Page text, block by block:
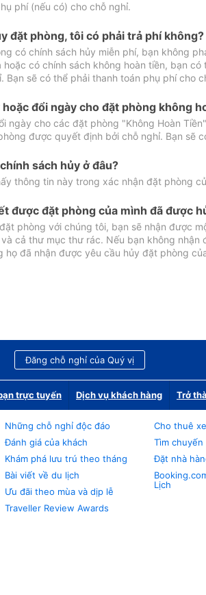
phí (nếu có) cho chỗ nghỉ.
đặt phòng, tôi có phải trả phí không?
có chính sách hủy miễn phí, bạn không
hoặc có chính sách không hoàn tiền, bạn
Bạn sẽ có thể phải thanh toán phụ phí cho
đổi ngày cho đặt phòng không
ngày cho các đặt phòng "Không Hoàn
được quyết định bởi chỗ nghỉ. Bạn sẽ
sách hủy ở đâu?
thông tin này trong xác nhận đặt phòng
được đặt phòng của mình đã được
phòng với chúng tôi, bạn sẽ nhận được
cả thư mục thư rác. Nếu bạn không
họ đã nhận được yêu cầu hủy đặt phòng
Đăng chỗ nghỉ của Quý vị
trực tuyến Dịch vụ khách hàng Trở
Những chỗ nghỉ độc đáo
Đánh giá của khách
Khám phá lưu trú theo tháng
Bài viết về du lịch
Ưu đãi theo mùa và dịp lễ
Traveller Review Awards
Cho thuê
Tìm chuyến
Đặt nhà
Lịch